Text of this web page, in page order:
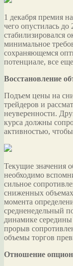
1 декабря премия
чего опустилась
стабилизировался
минимальное
сохраняющемся
потенциале, все
Восстановление
Подъем цены на
трейдеров и
неуверенности.
курса должны
активностью,
Текущие значения
необходимо
сильное
сниженных
момента
средненедельный
динамике
прорыв
объемы торгов
Отношение